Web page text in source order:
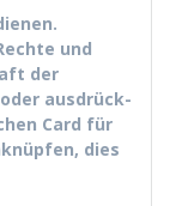
und
der
aus­drück­
Card für
dies